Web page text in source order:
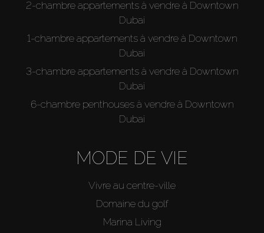
2-chambre appartements à vendre à Downtown
Dubai
1-chambre appartements à vendre à Downtown
Dubai
3-chambre appartements à vendre à Downtown
Dubai
6-chambre penthouses à vendre à Downtown
Dubai
MODE DE VIE
Vivre au centre-ville
Domaine du golf
Marina Living